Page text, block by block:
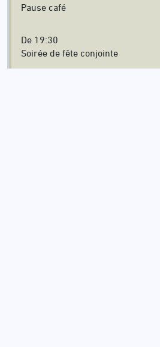
Pause café
De 19:30
Soirée de fête conjointe